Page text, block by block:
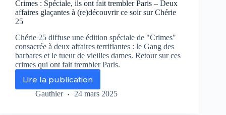
Crimes : Spéciale, ils ont fait trembler Paris – Deux
affaires glaçantes à (re)découvrir ce soir sur Chérie
25
Chérie 25 diffuse une édition spéciale de "Crimes"
consacrée à deux affaires terrifiantes : le Gang des
barbares et le tueur de vieilles dames. Retour sur ces
crimes qui ont fait trembler Paris.
Lire la publication
Crimes
:
Gauthier 24 mars 2025